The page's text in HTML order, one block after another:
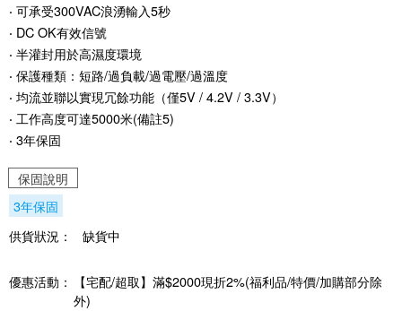
‧ 可承受300VAC浪湧輸入5秒
‧ DC OK有效信號
‧ 半灌封用於高濕度環境
‧ 保護種類：短路/過負載/過電壓/過溫度
‧ 均流並聯以實現冗餘功能（僅5V / 4.2V / 3.3V）
‧ 工作高度可達5000米(備註5)
‧ 3年保固
保固說明
3年保固
供貨狀況：
缺貨中
優惠活動：
【宅配/超取】滿$2000現折2%(福利品/特價/加購部分除
外)